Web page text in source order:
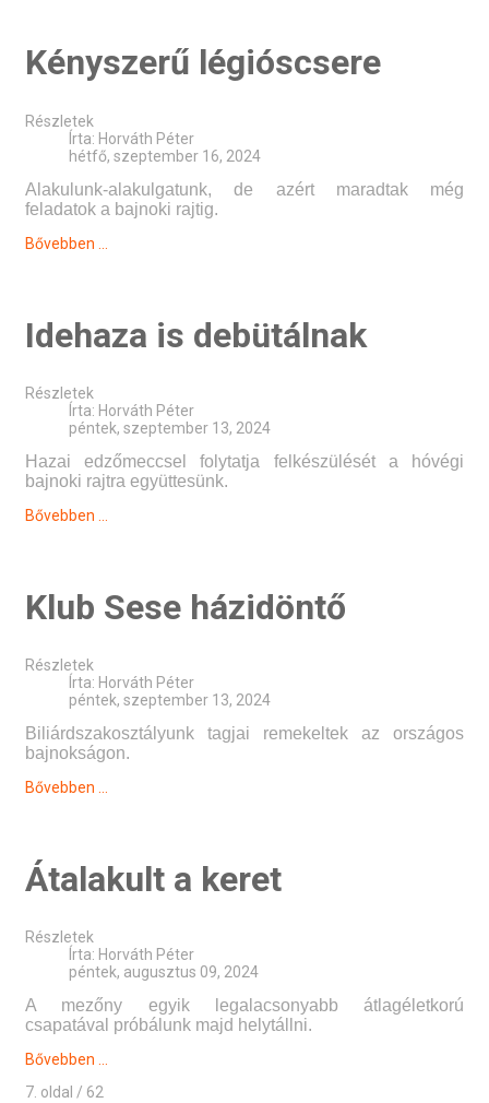
Kényszerű légióscsere
Részletek
Írta: Horváth Péter
hétfő, szeptember 16, 2024
Alakulunk-alakulgatunk, de azért maradtak még
feladatok a bajnoki rajtig.
Bővebben ...
Idehaza is debütálnak
Részletek
Írta: Horváth Péter
péntek, szeptember 13, 2024
Hazai edzőmeccsel folytatja felkészülését a hóvégi
bajnoki rajtra együttesünk.
Bővebben ...
Klub Sese házidöntő
Részletek
Írta: Horváth Péter
péntek, szeptember 13, 2024
Biliárdszakosztályunk tagjai remekeltek az országos
bajnokságon.
Bővebben ...
Átalakult a keret
Részletek
Írta: Horváth Péter
péntek, augusztus 09, 2024
A mezőny egyik legalacsonyabb átlagéletkorú
csapatával próbálunk majd helytállni.
Bővebben ...
7. oldal / 62